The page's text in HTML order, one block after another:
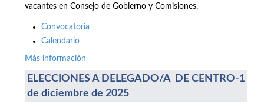
vacantes en Consejo de Gobierno y Comisiones.
Convocatoria
Calendario
Más información
ELECCIONES A DELEGADO/A DE CENTRO-1
de diciembre de 2025